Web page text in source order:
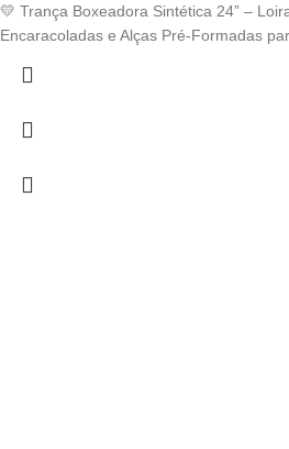
range:
$12.00
💛 Trança Boxeadora Sintética 24” –
Encaracoladas e Alças Pré-Formadas